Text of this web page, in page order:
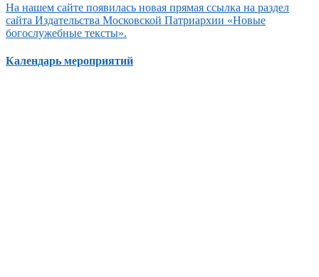
На нашем сайте появилась новая прямая ссылка на раздел
сайта Издательства Московской Патриархии «Новые
богослужебные тексты».
Календарь мероприятий